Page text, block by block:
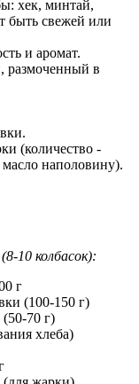
хек, минтай,
быть свежей или
и аромат.
размоченный в
(количество -
наполовину).
10 колбасок):
г
(100-150 г)
70 г)
хлеба)